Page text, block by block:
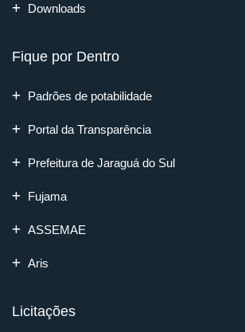
Downloads
Fique por Dentro
Padrões de potabilidade
Portal da Transparência
Prefeitura de Jaraguá do Sul
Fujama
ASSEMAE
Aris
Licitações